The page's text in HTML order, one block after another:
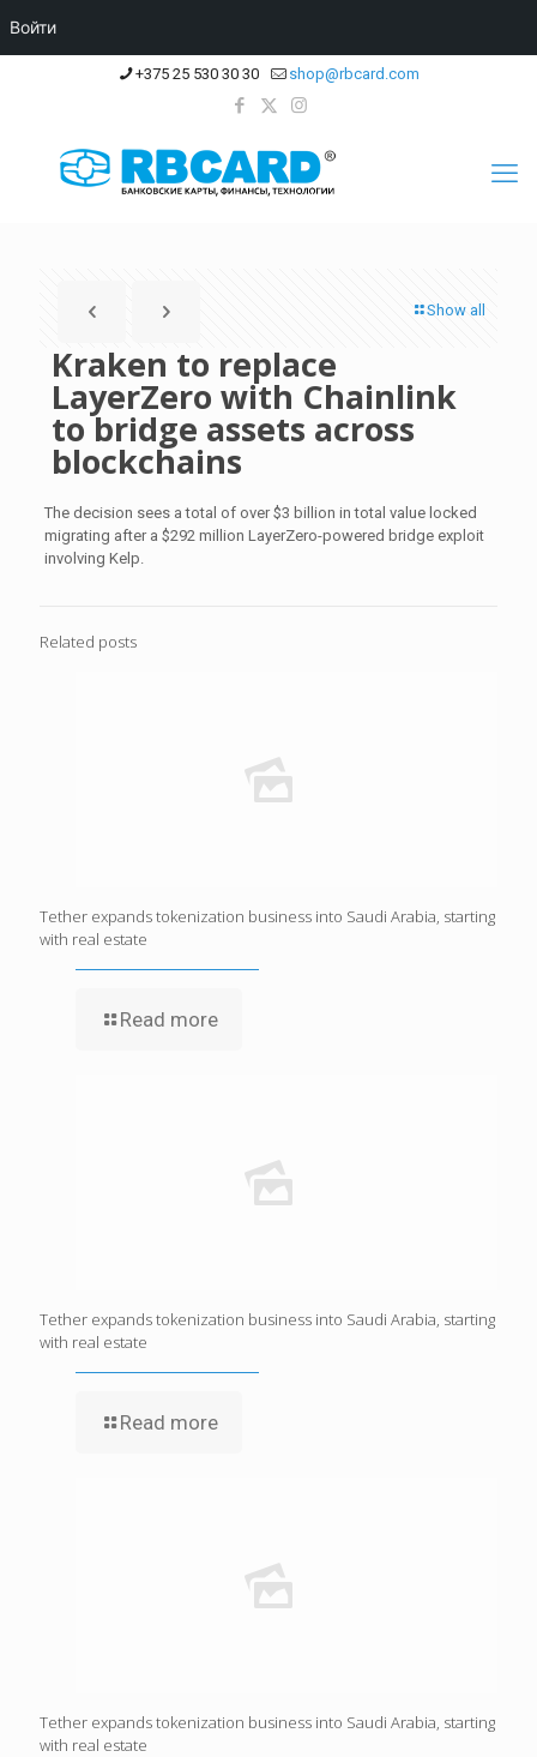
+375 25 530 30 30 shop@rbcard.com
Show all
Kraken to replace
LayerZero with Chainlink
to bridge assets across
blockchains
The decision sees a total of over $3 billion in total value locked
migrating after a $292 million LayerZero-powered bridge exploit
involving Kelp.
Related posts
Tether expands tokenization business into Saudi Arabia, starting
with real estate
Read more
Tether expands tokenization business into Saudi Arabia, starting
with real estate
Read more
Tether expands tokenization business into Saudi Arabia, starting
with real estate
Войти